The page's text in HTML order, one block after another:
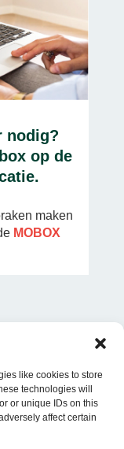
like cookies to store
technologies will
or unique IDs on this
affect certain
nodig?
op de
maken
MOBOX